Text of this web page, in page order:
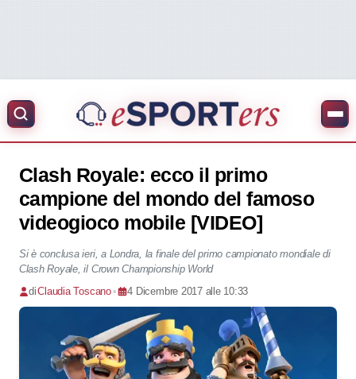
Clash Royale: ecco il primo
campione del mondo del famoso
videogioco mobile [VIDEO]
Si è conclusa ieri, a Londra, la finale del primo campionato mondiale di
Clash Royale, il Crown Championship World
diClaudia Toscano • 4 Dicembre 2017 alle 10:33